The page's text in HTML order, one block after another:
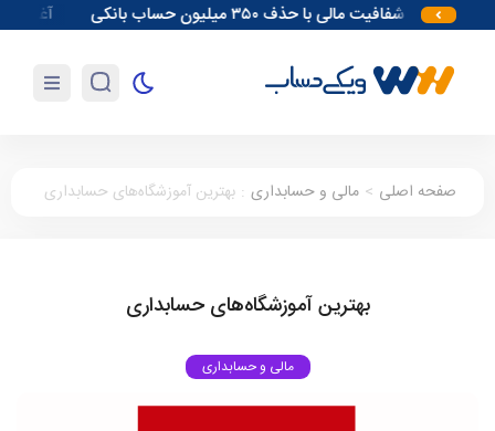
شفافیت مالی با حذف ۳۵۰ میلیون حساب بانکی آغاز مقدمات احداث
صفحه اصلی > مالی و حسابداری : بهترین آموزشگاه‌های حسابداری
بهترین آموزشگاه‌های حسابداری
مالی و حسابداری